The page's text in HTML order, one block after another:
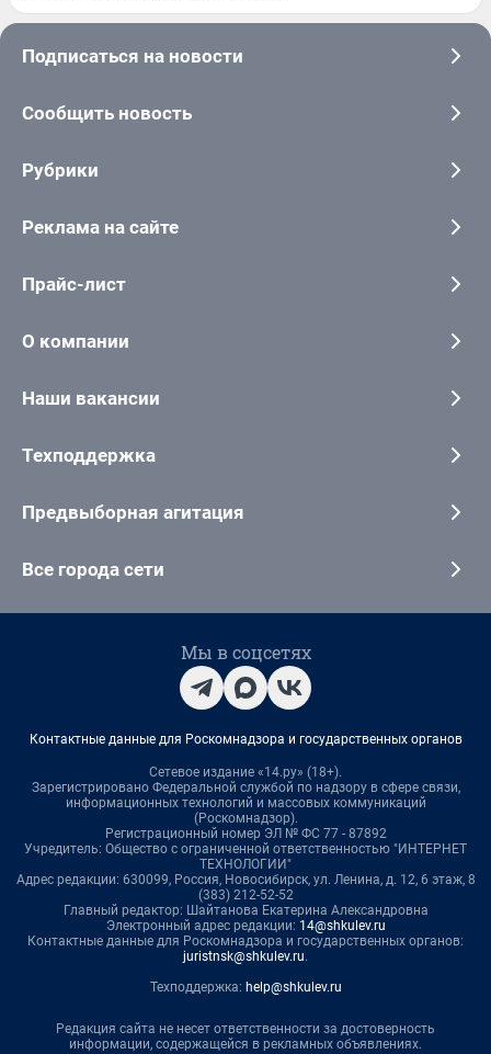
Подписаться на новости
Сообщить новость
Рубрики
Реклама на сайте
Прайс-лист
О компании
Наши вакансии
Техподдержка
Предвыборная агитация
Все города сети
Мы в соцсетях
Контактные данные для Роскомнадзора и государственных органов
Сетевое издание «14.ру» (18+).
Зарегистрировано Федеральной службой по надзору в сфере связи,
информационных технологий и массовых коммуникаций
(Роскомнадзор).
Регистрационный номер ЭЛ № ФС 77 - 87892
Учредитель: Общество с ограниченной ответственностью "ИНТЕРНЕТ
ТЕХНОЛОГИИ"
Адрес редакции: 630099, Россия, Новосибирск, ул. Ленина, д. 12, 6 этаж, 8
(383) 212-52-52
Главный редактор: Шайтанова Екатерина Александровна
Электронный адрес редакции: 14@shkulev.ru
Контактные данные для Роскомнадзора и государственных органов:
juristnsk@shkulev.ru.
Техподдержка: help@shkulev.ru
Редакция сайта не несет ответственности за достоверность
информации, содержащейся в рекламных объявлениях.